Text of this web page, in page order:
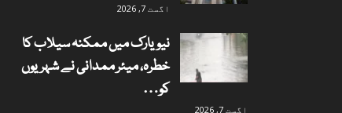
اگست 7, 2026
نیویارک میں ممکنہ سیلاب کا
خطرہ، میئر ممدانی نے شہریوں
کو…
اگست 7, 2026